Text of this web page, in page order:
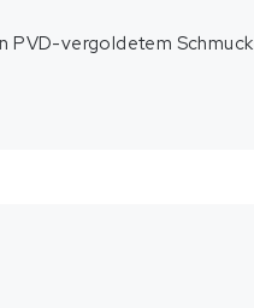
PVD-vergoldetem Schmuck